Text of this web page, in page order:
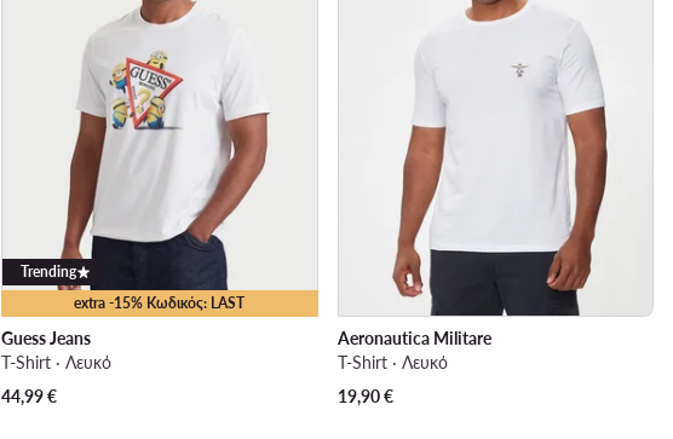
extra -15% Κωδικός: LAST
Trending
Guess Jeans
T-Shirt · Λευκό
44,99€
Aeronautica Militare
T-Shirt · Λευκό
19,90€